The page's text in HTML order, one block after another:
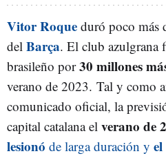
Vitor Roque duró poco más
del Barça. El club azulgrana
brasileño por30 millones
verano de 2023. Tal y como
comunicado oficial, la
capital catalana el verano de
lesionó de larga duración y